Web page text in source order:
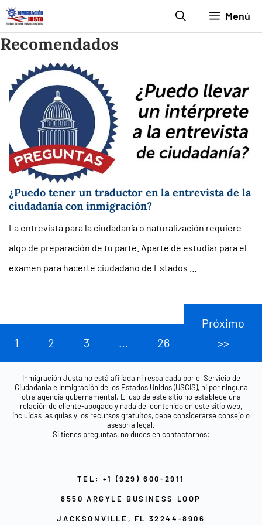
Saltar
al
contenido
Menú
Recomendados
¿Puedo tener un traductor en la entrevista de la
ciudadanía con inmigración?
La entrevista para la ciudadanía o naturalización requiere
algo de preparación de tu parte. Aparte de estudiar para el
examen para hacerte ciudadano de Estados …
1 2 3 … 26
Próximo
>>
Inmigración Justa no está afiliada ni respaldada por el Servicio de
Ciudadanía e Inmigración de los Estados Unidos (USCIS), ni por ninguna
otra agencia gubernamental. El uso de este sitio no establece una
relación de cliente-abogado y nada del contenido en este sitio web,
incluidas las guías y los recursos gratuitos, debe considerarse consejo o
asesoría legal.
Si tienes preguntas, no dudes en contactarnos:
TEL: +1 (929) 600-2911
8550 ARGYLE BUSINESS LOOP
JACKSONVILLE, FL 32244-8906